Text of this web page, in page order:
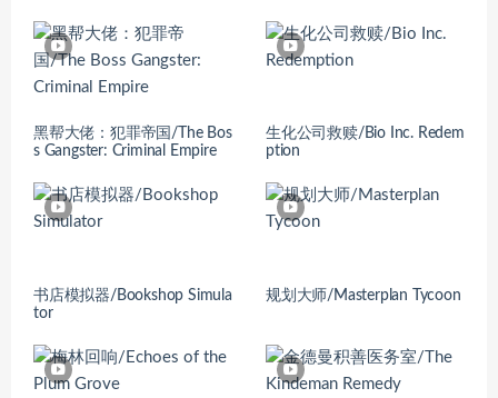
黑帮大佬：犯罪帝国/The Bos
s Gangster: Criminal Empire
生化公司救赎/Bio Inc. Redem
ption
书店模拟器/Bookshop Simula
tor
规划大师/Masterplan Tycoon